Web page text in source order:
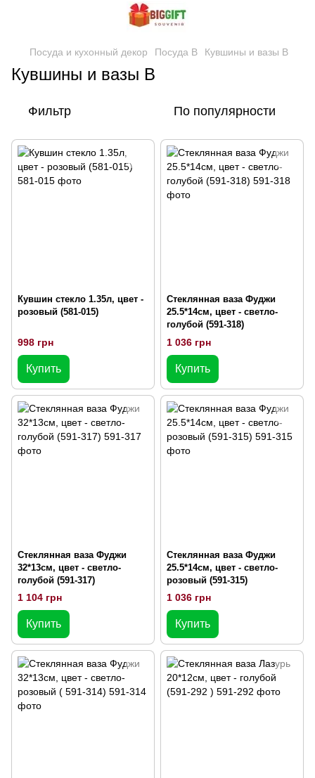
Посуда и кухонный декор Посуда В Кувшины и вазы В
Кувшины и вазы В
Фильтр По популярности
Кувшин стекло 1.35л, цвет -
розовый (581-015)
998 грн
Купить
Стеклянная ваза Фуджи
25.5*14см, цвет - светло-
голубой (591-318)
1 036 грн
Купить
Стеклянная ваза Фуджи
32*13см, цвет - светло-
голубой (591-317)
1 104 грн
Купить
Стеклянная ваза Фуджи
25.5*14см, цвет - светло-
розовый (591-315)
1 036 грн
Купить